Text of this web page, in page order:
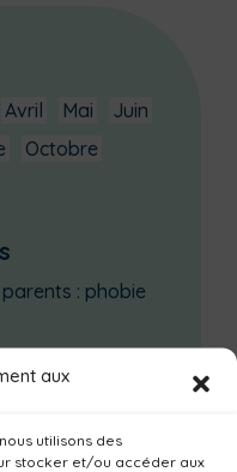
aux
utilisons des
stocker et/ou accéder aux
Avril Mai
Juin
Octobre
: phobie
est lancée !